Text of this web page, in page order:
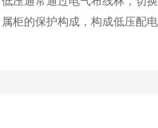
属柜的保护构成，构成低压配